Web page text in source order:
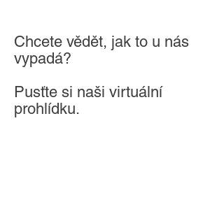
Chcete vědět, jak to u nás
vypadá?
Pusťte si naši virtuální
prohlídku.